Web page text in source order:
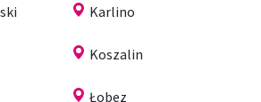
Karlino
Koszalin
Łobez